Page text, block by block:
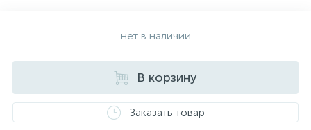
всех изделиях стоит соответствующая проба. К
бирка с указанием всех параметров.*Цвета
изделий на сайте могут незначительно отличаться
от реальных из-за особенностей цветопередачи
экрана
нет в наличии
В корзину
Заказать товар